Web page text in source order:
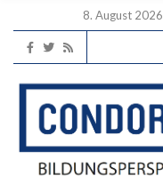
8. August 2026